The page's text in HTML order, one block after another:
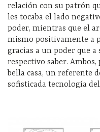
relación con su patrón
les tocaba el lado
poder, mientras que el
mismo positivamente a
gracias a un poder que a
respectivo saber.
bella casa, un referente
sofisticada tecnología